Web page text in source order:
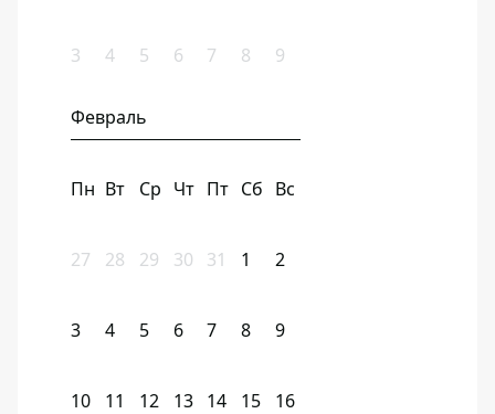
3 4 5 6 7 8 9
Февраль
Пн Вт Ср Чт Пт Сб Вс
27 28 29 30 31 1 2
3 4 5 6 7 8 9
10 11 12 13 14 15 16